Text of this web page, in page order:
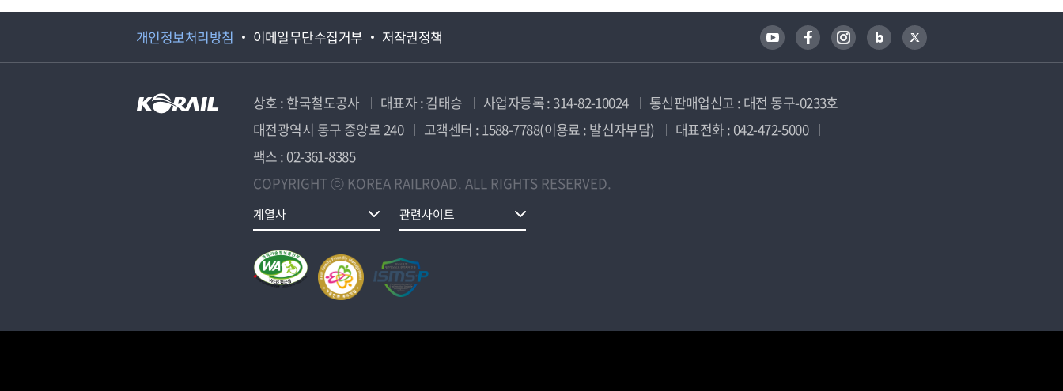
개인정보처리방침 이메일무단수집거부 저작권정책
상호 : 한국철도공사 대표자 : 김태승 사업자등록 : 314-82-10024
통신판매업신고 : 대전 동구-0233호
대전광역시 동구 중앙로 240
고객센터 : 1588-7788(이용료 : 발신자부담)
대표전화 : 042-472-5000
팩스 : 02-361-8385
COPYRIGHT ⓒ KOREA RAILROAD. ALL RIGHTS RESERVED.
계열사 관련사이트